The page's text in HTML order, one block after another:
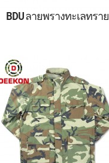
ทราย BDU
BDU ลายพรางทะเลทราย